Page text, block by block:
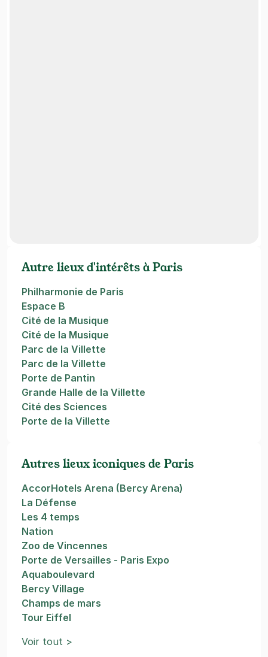
Autre lieux d'intérêts à Paris
Philharmonie de Paris
Espace B
Cité de la Musique
Cité de la Musique
Parc de la Villette
Parc de la Villette
Porte de Pantin
Grande Halle de la Villette
Cité des Sciences
Porte de la Villette
Autres lieux iconiques de Paris
AccorHotels Arena (Bercy Arena)
La Défense
Les 4 temps
Nation
Zoo de Vincennes
Porte de Versailles - Paris Expo
Aquaboulevard
Bercy Village
Champs de mars
Tour Eiffel
Voir tout >